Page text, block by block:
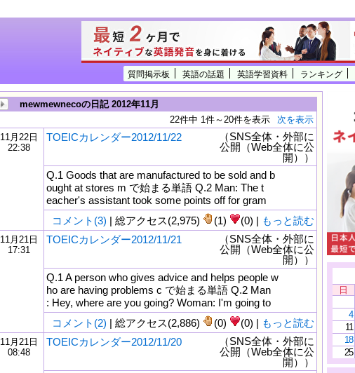
質問掲示板 英語の話題 英語学習資料 ランキング
mewmewnecoの日記 2012年11月
22件中 1件～20件を表示
次を表示
11月22日
22:38
TOEICカレンダー2012/11/22
（SNS全体・外部に
公開（Web全体に公
開））
Q.1 Goods that are manufactured to be sold and b
ought at stores m で始まる単語 Q.2 Man: The t
eacher's assistant took some points off for gram
コメント(3) | 総アクセス(2,975) (1) (0) | もっと読む
11月21日
17:31
TOEICカレンダー2012/11/21
（SNS全体・外部に
公開（Web全体に公
開））
Q.1 A person who gives advice and helps people w
ho are having problems c で始まる単語 Q.2 Man
: Hey, where are you going? Woman: I'm going to
コメント(2) | 総アクセス(2,886) (0) (0) | もっと読む
11月21日
08:48
TOEICカレンダー2012/11/20
（SNS全体・外部に
公開（Web全体に公
開））
日
4
11
18
25